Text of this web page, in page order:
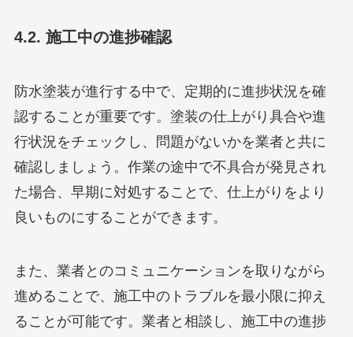
4.2. 施工中の進捗確認
防水塗装が進行する中で、定期的に進捗状況を確
認することが重要です。塗装の仕上がり具合や進
行状況をチェックし、問題がないかを業者と共に
確認しましょう。作業の途中で不具合が発見され
た場合、早期に対処することで、仕上がりをより
良いものにすることができます。
また、業者とのコミュニケーションを取りながら
進めることで、施工中のトラブルを最小限に抑え
ることが可能です。業者と相談し、施工中の進捗